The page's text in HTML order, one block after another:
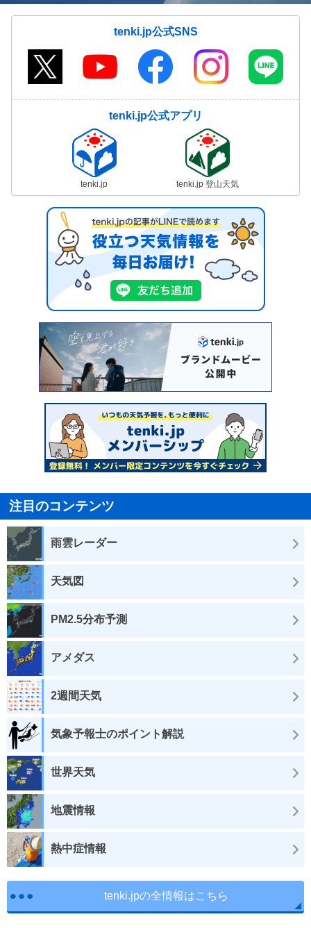
tenki.jp公式SNS
tenki.jp公式アプリ
tenki.jp tenki.jp 登山天気
注目のコンテンツ
雨雲レーダー
天気図
PM2.5分布予測
アメダス
2週間天気
気象予報士のポイント解説
世界天気
地震情報
熱中症情報
tenki.jpの全情報はこちら